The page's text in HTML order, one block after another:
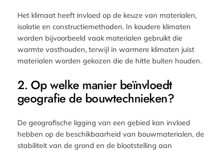
Het klimaat heeft invloed op de keuze van materialen,
isolatie en constructiemethoden. In koudere klimaten
worden bijvoorbeeld vaak materialen gebruikt die
warmte vasthouden, terwijl in warmere klimaten juist
materialen worden gekozen die de hitte buiten houden.
2. Op welke manier beïnvloedt
geografie de bouwtechnieken?
De geografische ligging van een gebied kan invloed
hebben op de beschikbaarheid van bouwmaterialen, de
stabiliteit van de grond en de blootstelling aan